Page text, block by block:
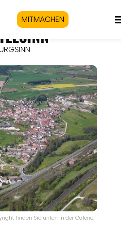
MITMACHEN
finden Sie unten in der Galerie.